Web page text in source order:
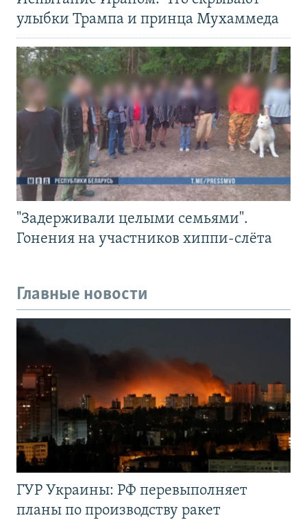
улыбки Трампа и принца Мухаммеда
"Задерживали целыми семьями".
Гонения на участников хиппи-слёта
Главные новости
ГУР Украины: РФ перевыполняет
планы по производству ракет